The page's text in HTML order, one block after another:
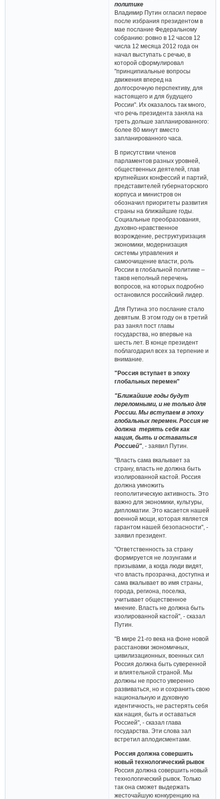
политике
Владимир Путин огласил первое
после избрания президентом в
мае послание Федеральному
собранию: ровно в 12 часов 12
числа 12 месяца 2012 года он
начал выступать с речью, в
которой сформулировал
"принципиальные вопросы
движения вперед на
долгосрочную перспективу, для
настоящего и для будущего
России". Их оказалось так много,
что речь президента заняла на
треть дольше запланированного:
более 80 минут вместо
запланированного часа.
В присутствии членов
парламентов разных уровней,
общественных деятелей, глав
крупнейших конфессий и партий,
представителей губернаторского
корпуса и министров он
обозначил приоритеты развития
страны на ближайшие годы.
Социальные преобразования,
духовно-нравственное
возрождение, реструктуризация
экономики, модернизация
системы управления и
самоочищение власти, роль
России в глобальной политике –
таков неполный перечень
вопросов, на которых подробно
остановился российский лидер.
Для Путина это послание стало
девятым. В этом году он в третий
раз занял пост главы
государства, но впервые на
шесть лет. В конце президент
поблагодарил всех за терпение и
внимание.
"Россия вступает в эпоху
глобальных перемен"
"Ближайшие годы будут
переломными, и не только для
России. Мы вступаем в эпоху
глобальных перемен. Россия не
должна терять себя как
нация, быть и оставаться
Россией" , - заявил Путин.
"Власть сама вкалывает за
страну, власть не должна быть
изолированной кастой. Россия
должна умножить
геополитическую активность. Это
важно для экономики, культуры,
дипломатии. Это касается нашей
военной мощи, которая является
гарантом нашей безопасности", -
заявил президент.
"Ответственность за страну
формируется не лозунгами и
призывами, а когда люди видят,
что власть прозрачна, доступна и
сама вкалывает во имя страны,
города, региона, поселка,
учитывает общественное
мнение. Власть не должна быть
изолированной кастой", - сказал
Путин.
"В мире 21-го века на фоне новой
расстановки экономичных,
цивилизационных, военных сил
Россия должна быть суверенной
и влиятельной страной. Мы
должны не просто уверенно
развиваться, но и сохранить свою
национальную и духовную
идентичность, не растерять себя
как нация, быть и оставаться
Россией", - сказал глава
государства. Эти слова зал
встретил аплодисментами.
Россия должна совершить
новый технологический рывок
Россия должна совершить новый
технологический рывок. Только
так она сможет выдержать
жесточайшую конкуренцию на